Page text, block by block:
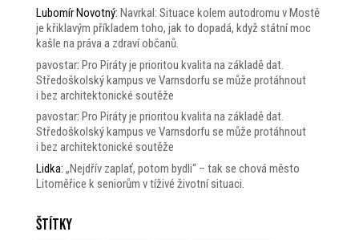
Lubomír Novotný: Navrkal: Situace kolem autodromu v Mostě
je křiklavým příkladem toho, jak to dopadá, když státní moc
kašle na práva a zdraví občanů.
pavostar: Pro Piráty je prioritou kvalita na základě dat.
Středoškolský kampus ve Varnsdorfu se může protáhnout
i bez architektonické soutěže
pavostar: Pro Piráty je prioritou kvalita na základě dat.
Středoškolský kampus ve Varnsdorfu se může protáhnout
i bez architektonické soutěže
Lidka: „Nejdřív zaplať, potom bydli“ – tak se chová město
Litoměřice k seniorům v tíživé životní situaci.
Štítky